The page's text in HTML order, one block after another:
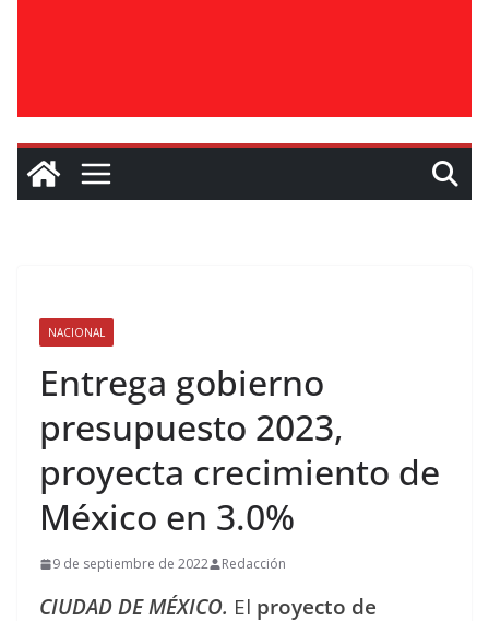
NACIONAL
Entrega gobierno
presupuesto 2023,
proyecta crecimiento de
México en 3.0%
9 de septiembre de 2022 Redacción
CIUDAD DE MÉXICO. El proyecto de